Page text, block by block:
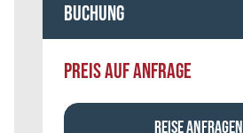
Buchung
PREIS AUF ANFRAGE
REISE ANFRAGEN